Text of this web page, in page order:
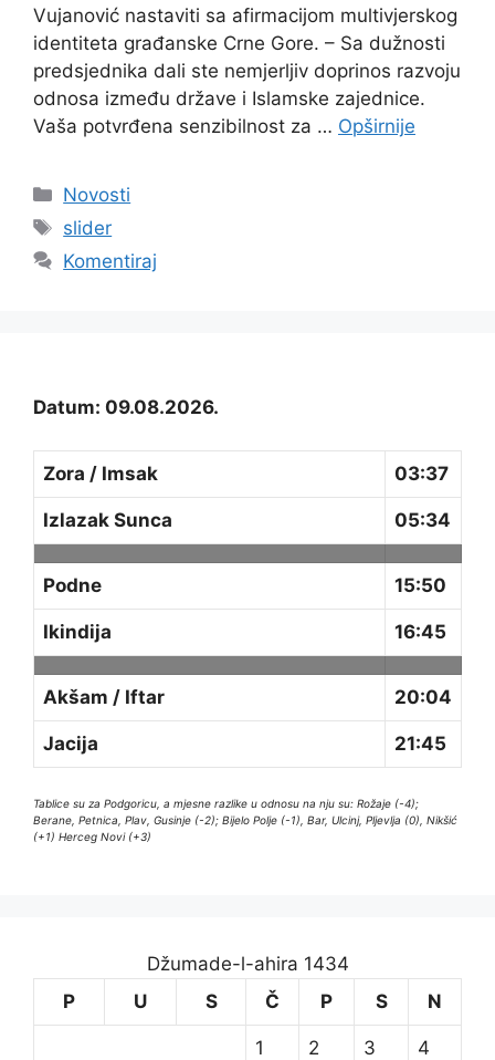
Vujanović nastaviti sa afirmacijom multivjerskog
identiteta građanske Crne Gore. – Sa dužnosti
predsjednika dali ste nemjerljiv doprinos razvoju
odnosa između države i Islamske zajednice.
Vaša potvrđena senzibilnost za … Opširnije
Kategorije
Novosti
Oznake
slider
Komentiraj
Datum: 09.08.2026.
Zora / Imsak 03:37
Izlazak Sunca 05:34
Podne 15:50
Ikindija 16:45
Akšam / Iftar 20:04
Jacija 21:45
Tablice su za Podgoricu, a mjesne razlike u odnosu na nju su: Rožaje (-4);
Berane, Petnica, Plav, Gusinje (-2); Bijelo Polje (-1), Bar, Ulcinj, Pljevlja (0), Nikšić
(+1) Herceg Novi (+3)
Džumade-l-ahira 1434
P
U S Č P S N
1 2 3 4